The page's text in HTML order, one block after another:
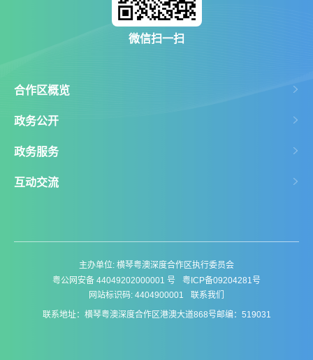
微信扫一扫
合作区概览
政务公开
政务服务
互动交流
主办单位: 横琴粤澳深度合作区执行委员会
粤公网安备 44049202000001 号
粤ICP备09204281号
网站标识码: 4404900001
联系我们
联系地址：横琴粤澳深度合作区港澳大道868号邮编：519031